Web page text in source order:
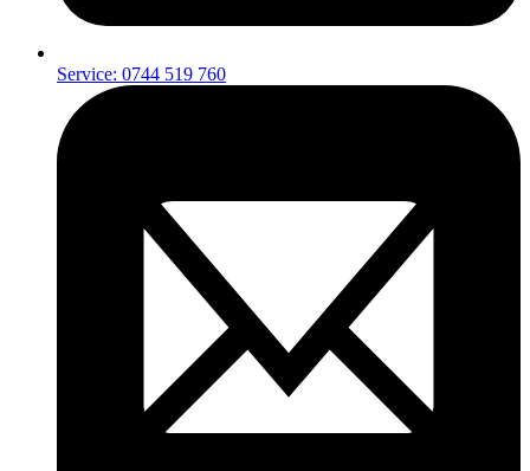
Service: 0744 519 760